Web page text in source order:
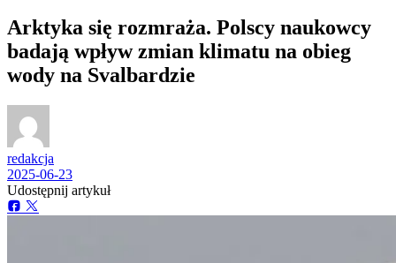
Arktyka się rozmraża. Polscy naukowcy
badają wpływ zmian klimatu na obieg
wody na Svalbardzie
redakcja
2025-06-23
Udostępnij artykuł